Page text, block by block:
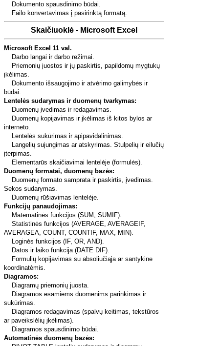
Dokumento spausdinimo būdai.
Failo konvertavimas į pasirinktą formatą.
Skaičiuoklė - Microsoft Excel
Microsoft Excel 11 val.
Darbo langai ir darbo režimai.
Priemonių juostos ir jų paskirtis, papildomų mygtukų
įkėlimas.
Dokumento išsaugojimo ir atvėrimo galimybės ir
būdai.
Lentelės sudarymas ir duomenų tvarkymas:
Duomenų įvedimas ir redagavimas.
Duomenų kopijavimas ir įkėlimas iš kitos bylos ar
interneto.
Lentelės sukūrimas ir apipavidalinimas.
Langelių sujungimas ar atskyrimas. Stulpelių ir eilučių
įterpimas.
Elementarūs skaičiavimai lentelėje (formulės).
Duomenų formatai, duomenų bazės:
Duomenų formato samprata ir paskirtis, įvedimas.
Sekos sudarymas.
Duomenų rūšiavimas lentelėje.
Funkcijų panaudojimas:
Matematinės funkcijos (SUM, SUMIF).
Statistinės funkcijos (AVERAGE, AVERAGEIF,
AVERAGEA, COUNT, COUNTIF, MAX, MIN).
Loginės funkcijos (IF, OR, AND).
Datos ir laiko funkcija (DATE DIF).
Formulių kopijavimas su absoliučiąja ar santykine
koordinatėmis.
Diagramos:
Diagramų priemonių juosta.
Diagramos esamiems duomenims parinkimas ir
sukūrimas.
Diagramos redagavimas (spalvų keitimas, tekstūros
ar paveikslėlių įkėlimas).
Diagramos spausdinimo būdai.
Automatinės duomenų bazės: